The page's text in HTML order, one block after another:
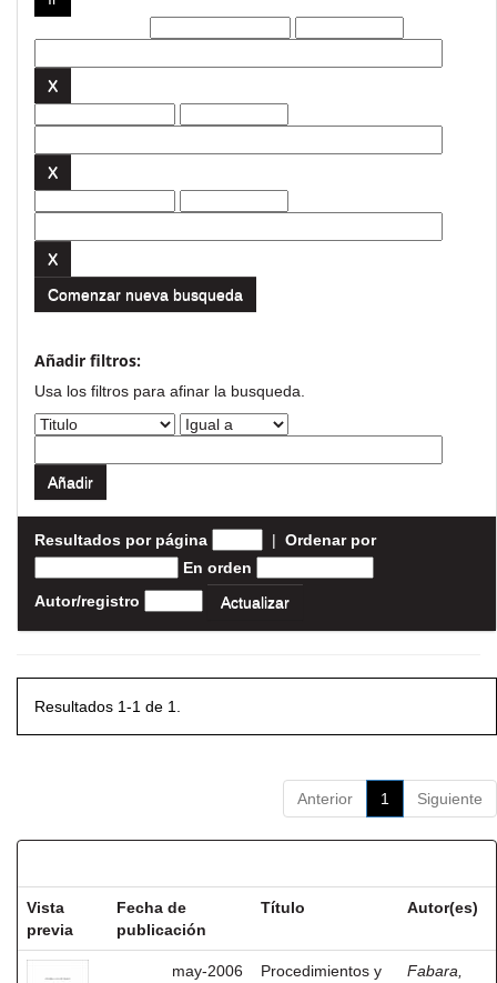
Comenzar nueva busqueda
Añadir filtros:
Usa los filtros para afinar la busqueda.
Resultados por página | Ordenar por
En orden
Autor/registro
Resultados 1-1 de 1.
Anterior 1 Siguiente
Vista
previa
Fecha de
publicación
Título Autor(es)
may-2006
Procedimientos y
Fabara,